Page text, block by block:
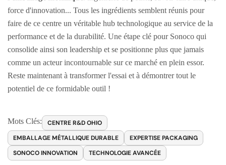
force d'innovation... Tous les ingrédients semblent réunis pour
faire de ce centre un véritable hub technologique au service de la
performance et de la durabilité. Une étape clé pour Sonoco qui
consolide ainsi son leadership et se positionne plus que jamais
comme un acteur incontournable sur ce marché en plein essor.
Reste maintenant à transformer l'essai et à démontrer tout le
potentiel de ce formidable outil !
Mots Clés:
CENTRE R&D OHIO
EMBALLAGE MÉTALLIQUE DURABLE
EXPERTISE PACKAGING
SONOCO INNOVATION
TECHNOLOGIE AVANCÉE